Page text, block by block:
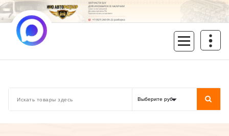
Перейти
к
содержимому